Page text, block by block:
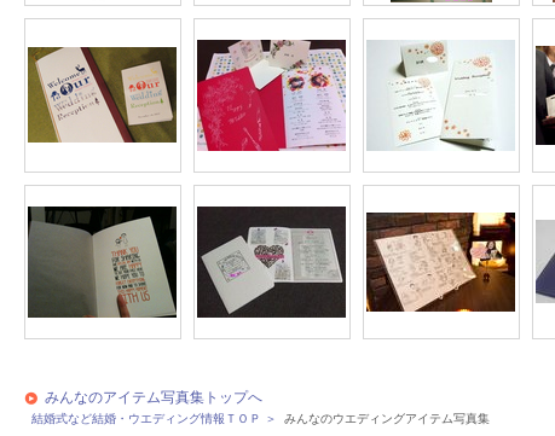
みんなのアイテム写真集トップへ
結婚式など結婚・ウエディング情報ＴＯＰ ＞ みんなのウエディングアイテム写真集